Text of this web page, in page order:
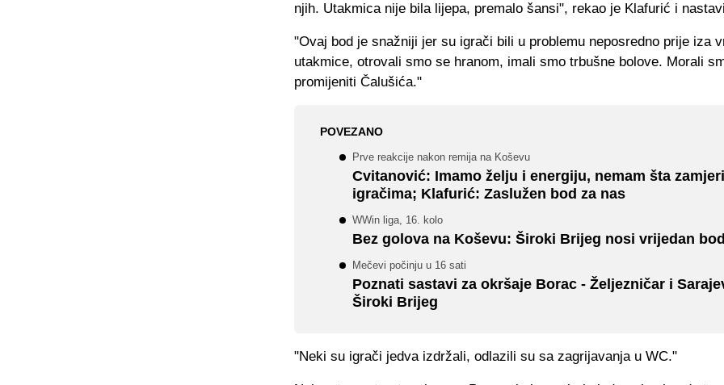
njih. Utakmica nije bila lijepa, premalo šansi", rekao je Klafurić i
"Ovaj bod je snažniji jer su igrači bili u problemu neposredno prije iza
utakmice, otrovali smo se hranom, imali smo trbušne bolove. Morali
promijeniti Čalušića."
POVEZANO
Prve reakcije nakon remija na Koševu
Cvitanović: Imamo želju i energiju, nemam šta
igračima; Klafurić: Zaslužen bod za nas
WWin liga, 16. kolo
Bez golova na Koševu: Široki Brijeg nosi vrijedan
Mečevi počinju u 16 sati
Poznati sastavi za okršaje Borac - Željezničar i
Široki Brijeg
"Neki su igrači jedva izdržali, odlazili su sa zagrijavanja u WC."